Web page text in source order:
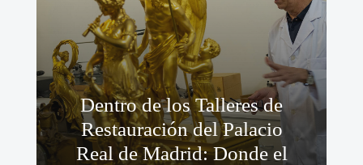
Dentro de los Talleres de
Restauración del Palacio
Real de Madrid: Donde el